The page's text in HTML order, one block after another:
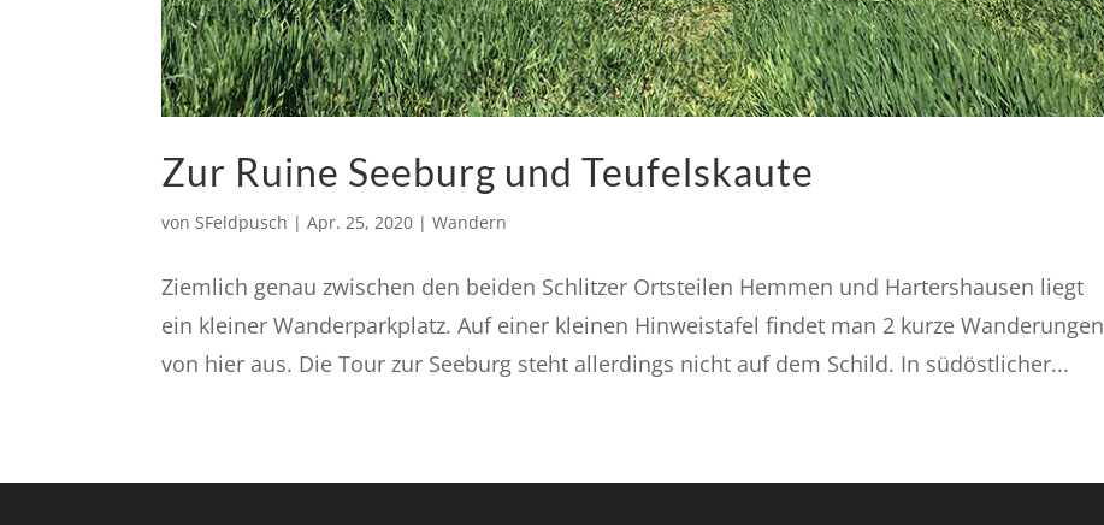
Zur Ruine Seeburg und Teufelskaute
von SFeldpusch |Apr. 25, 2020 |Wandern
Ziemlich genau zwischen den beiden Schlitzer Ortsteilen Hemmen und Hartershausen liegt
ein kleiner Wanderparkplatz. Auf einer kleinen Hinweistafel findet man 2 kurze Wanderungen
von hier aus. Die Tour zur Seeburg steht allerdings nicht auf dem Schild. In südöstlicher...